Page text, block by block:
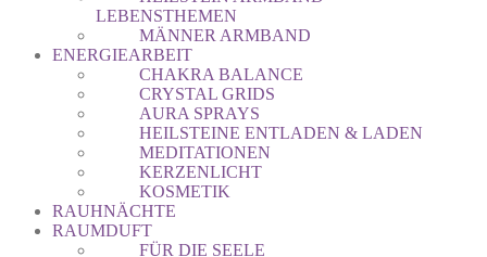
LEBENSTHEMEN
MÄNNER ARMBAND
ENERGIEARBEIT
CHAKRA BALANCE
CRYSTAL GRIDS
AURA SPRAYS
HEILSTEINE ENTLADEN & LADEN
MEDITATIONEN
KERZENLICHT
KOSMETIK
RAUHNÄCHTE
RAUMDUFT
FÜR DIE SEELE